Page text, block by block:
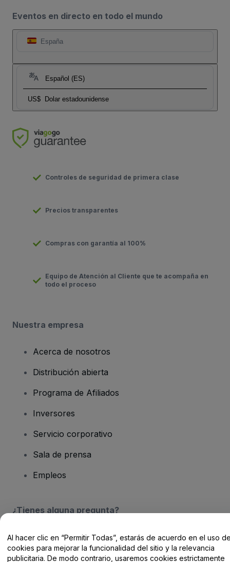
Eventos en directo en todo el mundo
España
Español (ES)
US$ Dolar estadounidense
Controles de seguridad de primera clase
Precios transparentes
Compras con garantía al 100%
Equipo de Atención al Cliente que te acompaña en
todo el proceso
Nuestra empresa
Acerca de nosotros
Distribución abierta
Programa de Afiliados
Inversores
Servicio corporativo
Sala de prensa
Empleos
¿Tienes alguna pregunta?
Centro de Ayuda / Contacto
Al hacer clic en “Permitir Todas”, estarás de acuerdo en el uso
cookies para mejorar la funcionalidad del sitio y la relevancia
publicitaria. De modo contrario, usaremos cookies estrictamente